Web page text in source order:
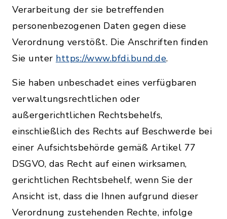
Verarbeitung der sie betreffenden
personenbezogenen Daten gegen diese
Verordnung verstößt. Die Anschriften finden
Sie unter https://www.bfdi.bund.de.
Sie haben unbeschadet eines verfügbaren
verwaltungsrechtlichen oder
außergerichtlichen Rechtsbehelfs,
einschließlich des Rechts auf Beschwerde bei
einer Aufsichtsbehörde gemäß Artikel 77
DSGVO, das Recht auf einen wirksamen,
gerichtlichen Rechtsbehelf, wenn Sie der
Ansicht ist, dass die Ihnen aufgrund dieser
Verordnung zustehenden Rechte, infolge